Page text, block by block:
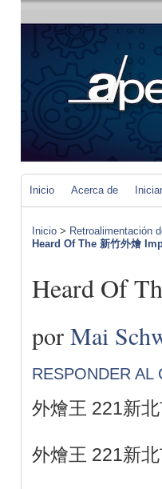
Inicio Acerca de
Inicio > Retroalimentación
Heard Of The 新竹外燴
Heard Of
por Mai
RESPONDER AL
外燴王 221新
外燴王 221新